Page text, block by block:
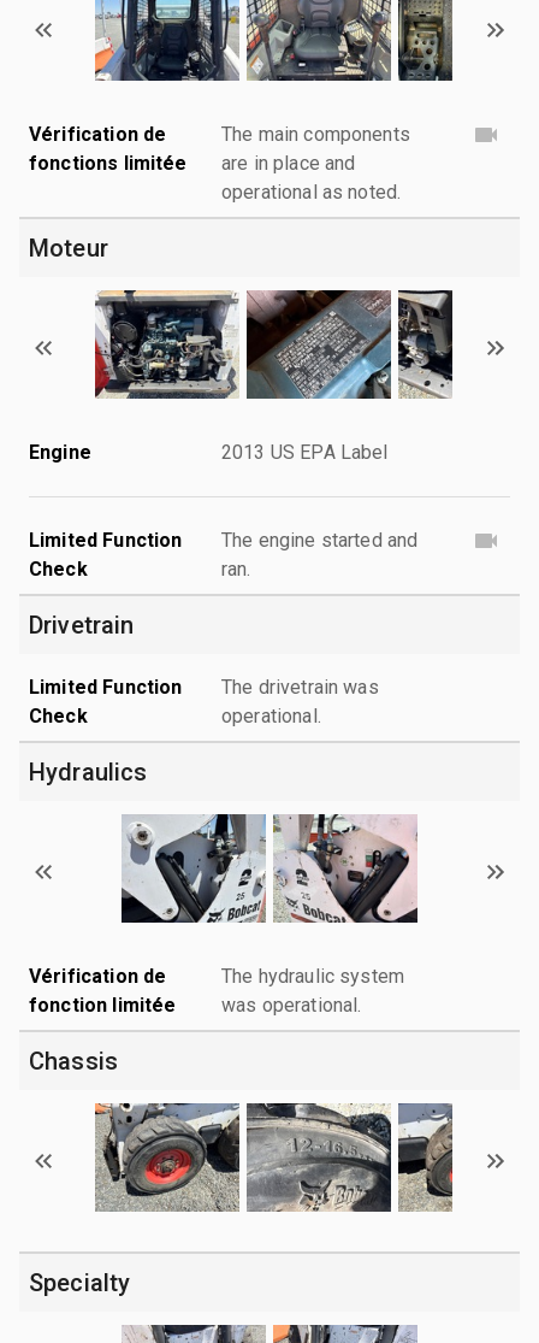
Vérification de
fonctions limitée
The main components
are in place and
operational as noted.
Moteur
Engine 2013 US EPA Label
Limited Function
Check
The engine started and
ran.
Drivetrain
Limited Function
Check
The drivetrain was
operational.
Hydraulics
Vérification de
fonction limitée
The hydraulic system
was operational.
Chassis
Specialty